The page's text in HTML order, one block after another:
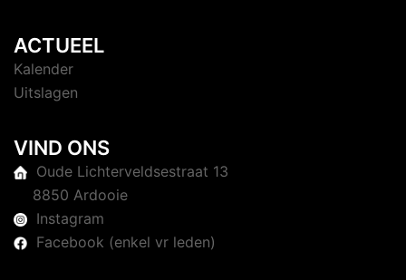
ACTUEEL
Kalender
Uitslagen
VIND ONS
Oude Lichterveldsestraat 13
8850 Ardooie
Instagram
Facebook (enkel vr leden)